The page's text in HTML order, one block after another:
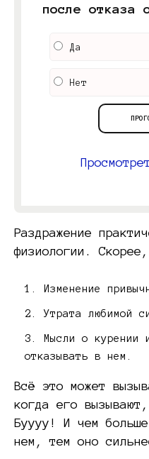
после отказа
Да
Нет
Раздражение
физиологии.
Изменение
Утрата любимой
Мысли о курении
отказывать в нем.
Всё это может
когда его
Буууу! И чем
нем, тем оно